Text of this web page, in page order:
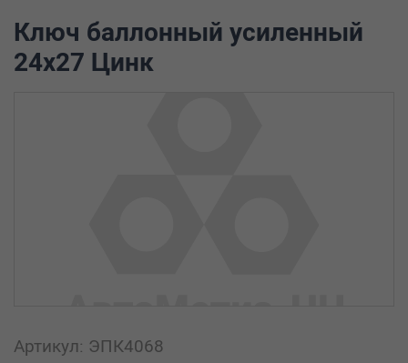
Ключ баллонный усиленный
24х27 Цинк
Артикул: ЭПК4068